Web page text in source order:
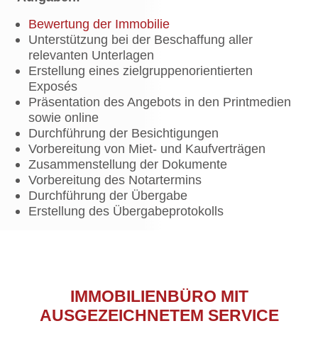
Bewertung der Immobilie
Unterstützung bei der Beschaffung aller
relevanten Unterlagen
Erstellung eines zielgruppenorientierten
Exposés
Präsentation des Angebots in den Printmedien
sowie online
Durchführung der Besichtigungen
Vorbereitung von Miet- und Kaufverträgen
Zusammenstellung der Dokumente
Vorbereitung des Notartermins
Durchführung der Übergabe
Erstellung des Übergabeprotokolls
IMMOBILIENBÜRO MIT
AUSGEZEICHNETEM SERVICE